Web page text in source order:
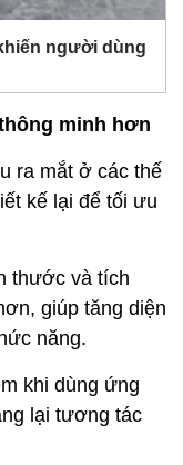
người dùng
minh hơn
ra mắt ở các thế
kế lại để tối ưu
thước và tích
giúp tăng diện
năng.
khi dùng ứng
lại tương tác